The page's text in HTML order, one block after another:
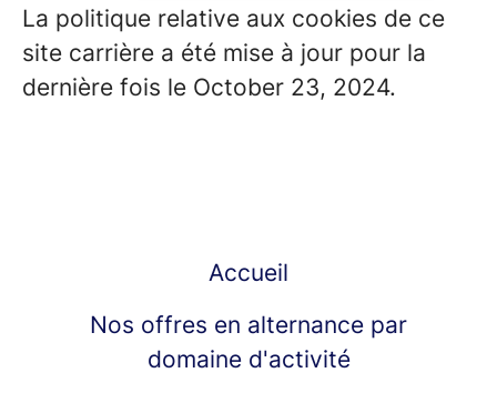
La politique relative aux cookies de ce
site carrière a été mise à jour pour la
dernière fois le October 23, 2024.
Accueil
Nos offres en alternance par
domaine d'activité